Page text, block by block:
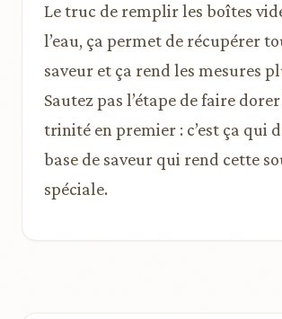
Le truc de remplir les boîtes
l’eau, ça permet de récupérer
saveur et ça rend les mesures
Sautez pas l’étape de faire
trinité en premier : c’est ça qui
base de saveur qui rend cette
spéciale.